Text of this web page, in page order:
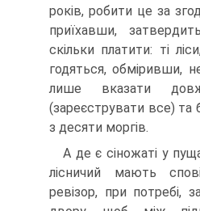
років, робити це за
приїхавши,
скільки платити: ті
годяться, обміривши,
лише вказати
(зареєструвати все) та
з десяти моргів.
A де є сіножаті у
лісничий мають
ревізор, при потребі,